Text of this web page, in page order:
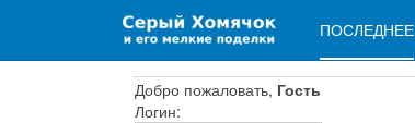
ПОСЛЕДНЕЕ
Добро пожаловать, Гость
Логин: